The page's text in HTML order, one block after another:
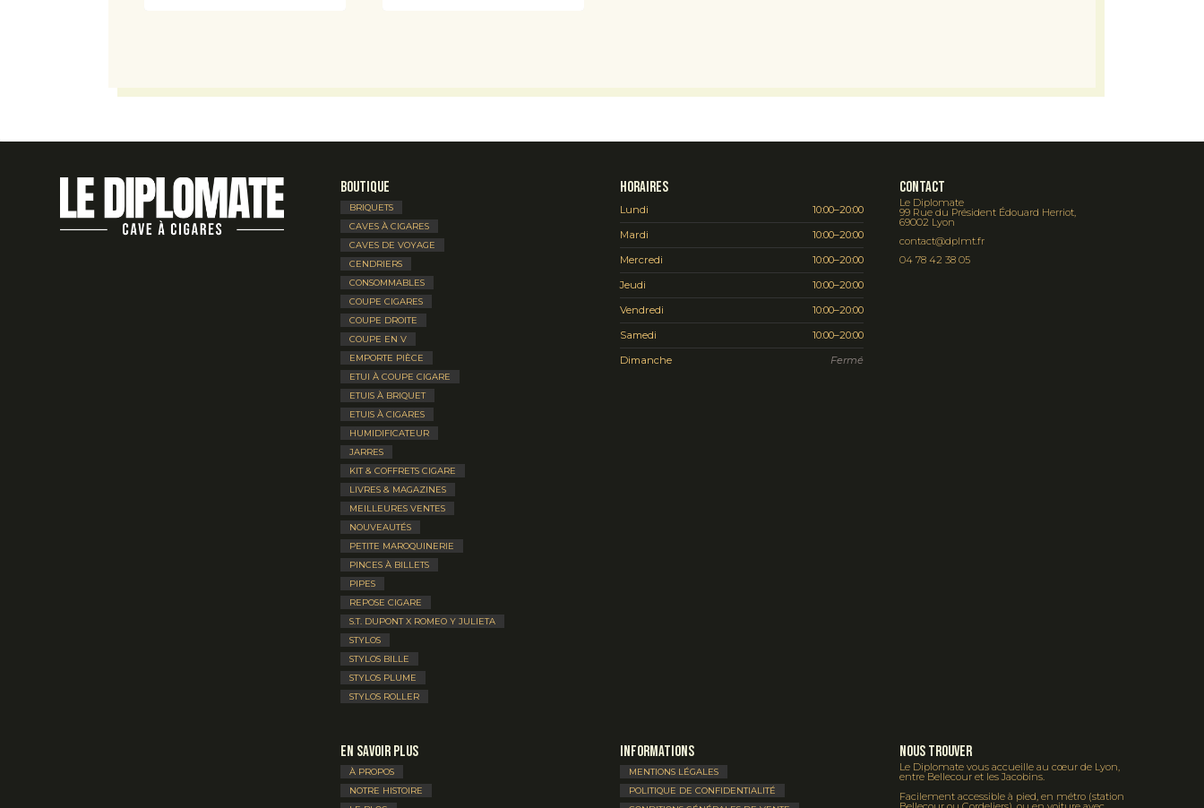
Boutique
BRIQUETS
CAVES À CIGARES
CAVES DE VOYAGE
CENDRIERS
CONSOMMABLES
COUPE CIGARES
COUPE DROITE
COUPE EN V
EMPORTE PIÈCE
ETUI À COUPE CIGARE
ETUIS À BRIQUET
ETUIS À CIGARES
HUMIDIFICATEUR
JARRES
KIT & COFFRETS CIGARE
LIVRES & MAGAZINES
MEILLEURES VENTES
NOUVEAUTÉS
PETITE MAROQUINERIE
PINCES À BILLETS
PIPES
REPOSE CIGARE
S.T. DUPONT X ROMEO Y JULIETA
STYLOS
STYLOS BILLE
STYLOS PLUME
STYLOS ROLLER
Horaires
Lundi
10:00–20:00
Mardi
10:00–20:00
Mercredi
10:00–20:00
Jeudi
10:00–20:00
Vendredi
10:00–20:00
Samedi
10:00–20:00
Dimanche
Fermé
Contact
Le Diplomate
99 Rue du Président Édouard Herriot,
69002 Lyon
contact@dplmt.fr
04 78 42 38 05
En savoir plus
À PROPOS
NOTRE HISTOIRE
Informations
MENTIONS LÉGALES
POLITIQUE DE CONFIDENTIALITÉ
Nous Trouver
Le Diplomate vous accueille au cœur de Lyon,
entre Bellecour et les Jacobins.
Facilement accessible à pied, en métro (station